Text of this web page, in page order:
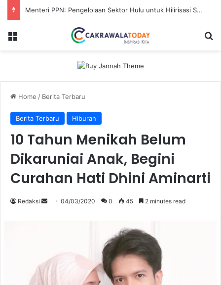
Menteri PPN: Pengelolaan Sektor Hulu untuk Hilirisasi Sawit
Menu
Home / Berita Terbaru
Berita Terbaru Hiburan
10 Tahun Menikah Belum
Dikaruniai Anak, Begini
Curahan Hati Dhini Aminarti
Redaksi
Send04/03/2020 0 45 2 minutes read